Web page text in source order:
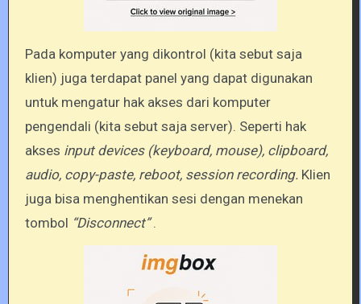
Pada komputer yang dikontrol (kita sebut saja
klien) juga terdapat panel yang dapat digunakan
untuk mengatur hak akses dari komputer
pengendali (kita sebut saja server). Seperti hak
akses input devices (keyboard, mouse), clipboard,
audio, copy-paste, reboot, session recording. Klien
juga bisa menghentikan sesi dengan menekan
tombol “Disconnect”.